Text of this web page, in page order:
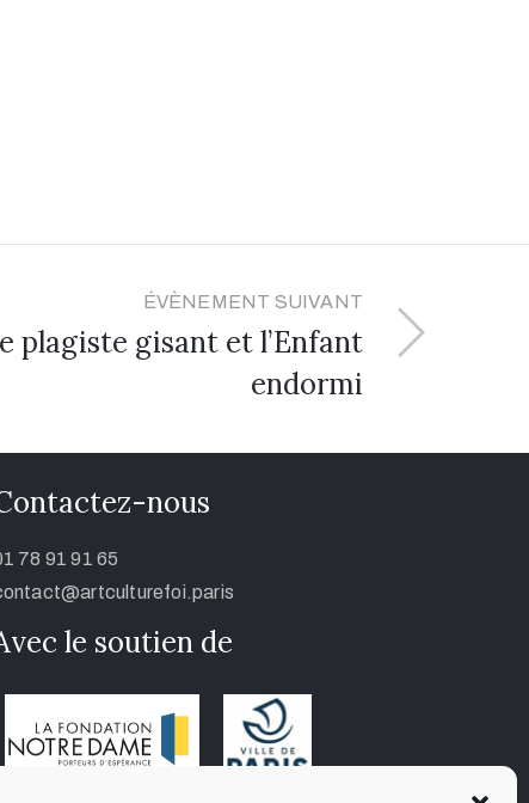
ÉVÈNEMENT SUIVANT
plagiste gisant et l’Enfant
endormi
nous
78 91 91 65
le soutien de